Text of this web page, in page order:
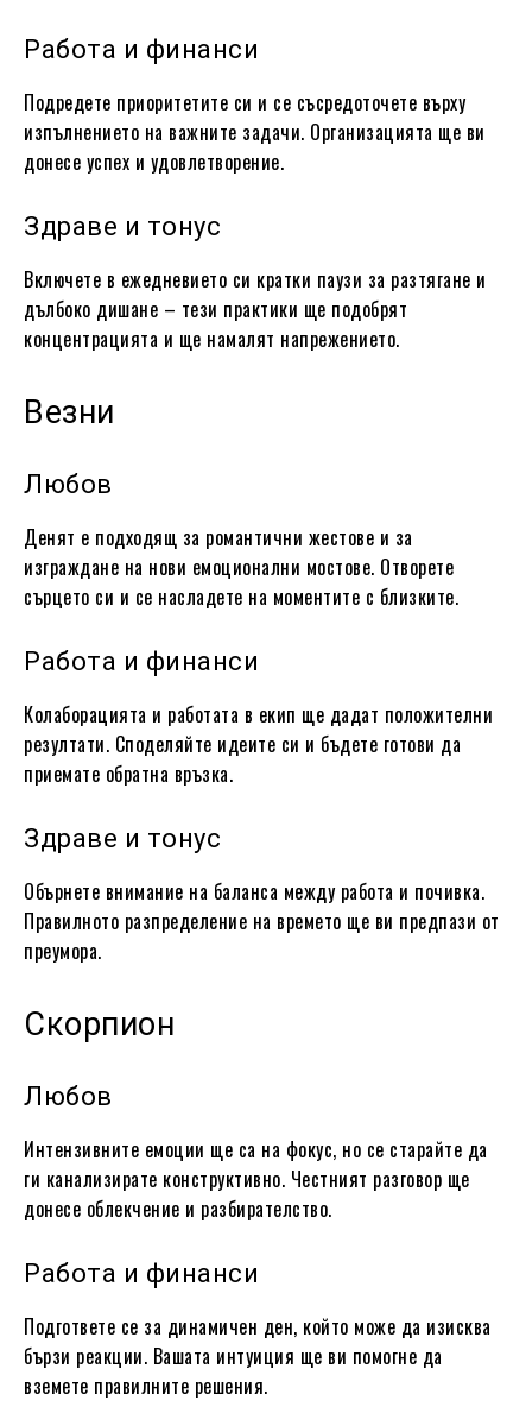
Работа и финанси
Подредете приоритетите си и се съсредоточете върху
изпълнението на важните задачи. Организацията ще ви
донесе успех и удовлетворение.
Здраве и тонус
Включете в ежедневието си кратки паузи за разтягане и
дълбоко дишане – тези практики ще подобрят
концентрацията и ще намалят напрежението.
Везни
Любов
Денят е подходящ за романтични жестове и за
изграждане на нови емоционални мостове. Отворете
сърцето си и се насладете на моментите с близките.
Работа и финанси
Колаборацията и работата в екип ще дадат положителни
резултати. Споделяйте идеите си и бъдете готови да
приемате обратна връзка.
Здраве и тонус
Обърнете внимание на баланса между работа и почивка.
Правилното разпределение на времето ще ви предпази от
преумора.
Скорпион
Любов
Интензивните емоции ще са на фокус, но се старайтe да
ги канализирате конструктивно. Честният разговор ще
донесе облекчение и разбирателство.
Работа и финанси
Подгответе се за динамичен ден, който може да изисква
бързи реакции. Вашата интуиция ще ви помогне да
вземете правилните решения.